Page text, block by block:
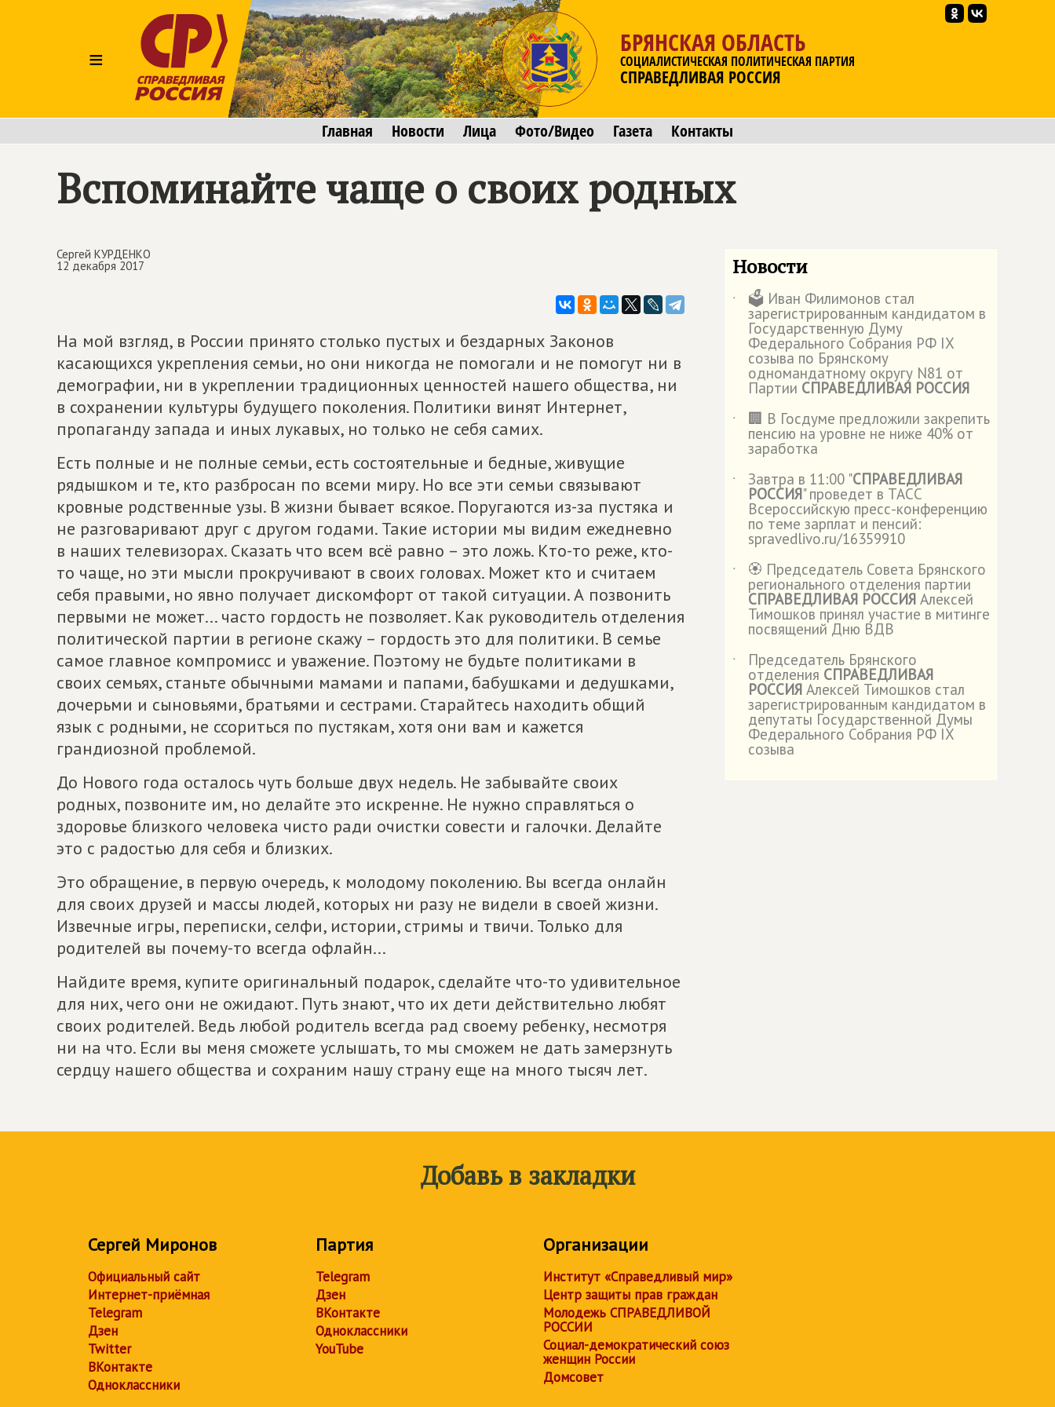
≡
БРЯНСКАЯ ОБЛАСТЬ
СОЦИАЛИСТИЧЕСКАЯ ПОЛИТИЧЕСКАЯ ПАРТИЯ
СПРАВЕДЛИВАЯ РОССИЯ
Главная Новости Лица Фото/Видео Газета Контакты
Вспоминайте чаще о своих родных
Сергей КУРДЕНКО
12 декабря 2017
На мой взгляд, в России принято столько пустых и бездарных Законов
касающихся укрепления семьи, но они никогда не помогали и не помогут ни в
демографии, ни в укреплении традиционных ценностей нашего общества, ни
в сохранении культуры будущего поколения. Политики винят Интернет,
пропаганду запада и иных лукавых, но только не себя самих.
Есть полные и не полные семьи, есть состоятельные и бедные, живущие
рядышком и те, кто разбросан по всеми миру. Но все эти семьи связывают
кровные родственные узы. В жизни бывает всякое. Поругаются из-за пустяка и
не разговаривают друг с другом годами. Такие истории мы видим ежедневно
в наших телевизорах. Сказать что всем всё равно – это ложь. Кто-то реже, кто-
то чаще, но эти мысли прокручивают в своих головах. Может кто и считаем
себя правыми, но явно получает дискомфорт от такой ситуации. А позвонить
первыми не может... часто гордость не позволяет. Как руководитель отделения
политической партии в регионе скажу – гордость это для политики. В семье
самое главное компромисс и уважение. Поэтому не будьте политиками в
своих семьях, станьте обычными мамами и папами, бабушками и дедушками,
дочерьми и сыновьями, братьями и сестрами. Старайтесь находить общий
язык с родными, не ссориться по пустякам, хотя они вам и кажется
грандиозной проблемой.
До Нового года осталось чуть больше двух недель. Не забывайте своих
родных, позвоните им, но делайте это искренне. Не нужно справляться о
здоровье близкого человека чисто ради очистки совести и галочки. Делайте
это с радостью для себя и близких.
Это обращение, в первую очередь, к молодому поколению. Вы всегда онлайн
для своих друзей и массы людей, которых ни разу не видели в своей жизни.
Извечные игры, переписки, селфи, истории, стримы и твичи. Только для
родителей вы почему-то всегда офлайн...
Найдите время, купите оригинальный подарок, сделайте что-то удивительное
для них, чего они не ожидают. Путь знают, что их дети действительно любят
своих родителей. Ведь любой родитель всегда рад своему ребенку, несмотря
ни на что. Если вы меня сможете услышать, то мы сможем не дать замерзнуть
сердцу нашего общества и сохраним нашу страну еще на много тысяч лет.
Новости
˙ 🗳️ Иван Филимонов стал
зарегистрированным кандидатом в
Государственную Думу
Федерального Собрания РФ IX
созыва по Брянскому
одномандатному округу N81 от
Партии СПРАВЕДЛИВАЯ РОССИЯ
˙
🏢 В Госдуме предложили закрепить
пенсию на уровне не ниже 40% от
заработка
˙
Завтра в 11:00 "СПРАВЕДЛИВАЯ
РОССИЯ" проведет в ТАСС
Всероссийскую пресс-конференцию
по теме зарплат и пенсий:
spravedlivo.ru/16359910
˙
🏵️ Председатель Совета Брянского
регионального отделения партии
СПРАВЕДЛИВАЯ РОССИЯ Алексей
Тимошков принял участие в митинге
посвящений Дню ВДВ
˙
Председатель Брянского
отделения СПРАВЕДЛИВАЯ
РОССИЯ Алексей Тимошков стал
зарегистрированным кандидатом в
депутаты Государственной Думы
Федерального Собрания РФ IX
созыва
Добавь в закладки
Сергей Миронов
Официальный сайт
Интернет-приёмная
Telegram
Дзен
Twitter
ВКонтакте
Одноклассники
Партия
Telegram
Дзен
ВКонтакте
Одноклассники
YouTube
Организации
Институт «Справедливый мир»
Центр защиты прав граждан
Молодежь СПРАВЕДЛИВОЙ
РОССИИ
Социал-демократический союз
женщин России
Домсовет